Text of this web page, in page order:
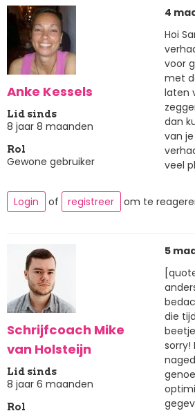
Anke Kessels
Lid sinds
8 jaar 8 maanden
Rol
Gewone gebruiker
4
Hoi
voor
met
laten
dan
van
veel
Login of registreer om te
Schrijfcoach Mike
van Holsteijn
Lid sinds
8 jaar 6 maanden
Rol
5
die
sorry!